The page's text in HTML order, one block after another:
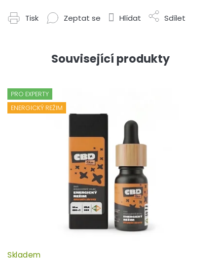
Tisk Zeptat se Hlídat Sdílet
Související produkty
PRO EXPERTY
ENERGICKÝ REŽIM
Skladem